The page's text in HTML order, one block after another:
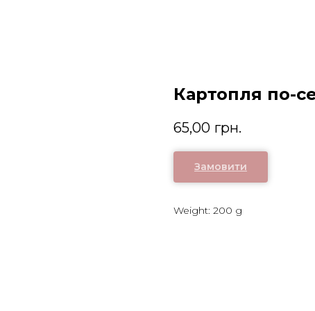
Картопля по-
65,00 грн.
Замовити
Weight: 200 g